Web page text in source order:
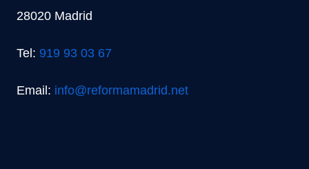
28020 Madrid
Tel: 919 93 03 67
Email: info@reformamadrid.net